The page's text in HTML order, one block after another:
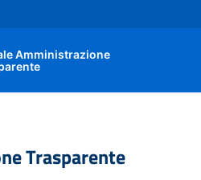
Amministrazione
Trasparente